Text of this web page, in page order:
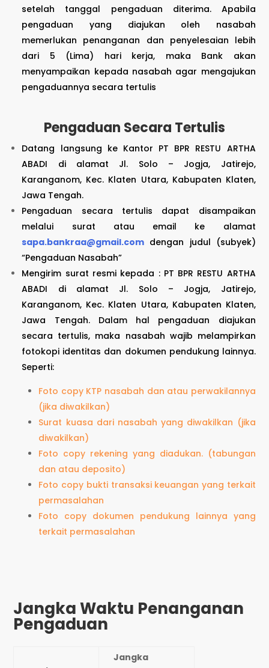
setelah tanggal pengaduan diterima. Apabila
pengaduan yang diajukan oleh nasabah
memerlukan penanganan dan penyelesaian lebih
dari 5 (Lima) hari kerja, maka Bank akan
menyampaikan kepada nasabah agar mengajukan
pengaduannya secara tertulis
Pengaduan Secara Tertulis
Datang langsung ke Kantor PT BPR RESTU ARTHA
ABADI di alamat Jl. Solo – Jogja, Jatirejo,
Karanganom, Kec. Klaten Utara, Kabupaten Klaten,
Jawa Tengah.
Pengaduan secara tertulis dapat disampaikan
melalui surat atau email ke alamat
sapa.bankraa@gmail.com dengan judul (subyek)
“Pengaduan Nasabah”
Mengirim surat resmi kepada : PT BPR RESTU ARTHA
ABADI di alamat Jl. Solo – Jogja, Jatirejo,
Karanganom, Kec. Klaten Utara, Kabupaten Klaten,
Jawa Tengah. Dalam hal pengaduan diajukan
secara tertulis, maka nasabah wajib melampirkan
fotokopi identitas dan dokumen pendukung lainnya.
Seperti:
Foto copy KTP nasabah dan atau perwakilannya
(jika diwakilkan)
Surat kuasa dari nasabah yang diwakilkan (jika
diwakilkan)
Foto copy rekening yang diadukan. (tabungan
dan atau deposito)
Foto copy bukti transaksi keuangan yang terkait
permasalahan
Foto copy dokumen pendukung lainnya yang
terkait permasalahan
Jangka Waktu Penanganan
Pengaduan
Jangka